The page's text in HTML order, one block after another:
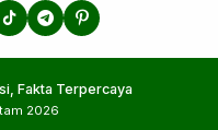
Fakta Terpercaya
2026